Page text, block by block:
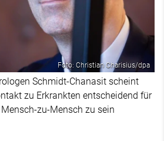
Foto: Christian Charisius/dpa
Schmidt-Chanasit scheint
zu Erkrankten entscheidend für
zu-Mensch zu sein